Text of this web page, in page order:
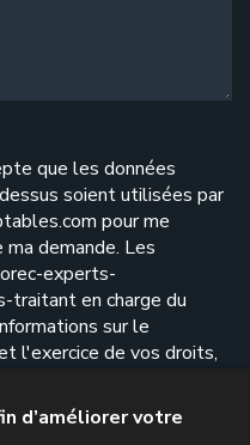
que les données
soient utilisées par
pour me
demande. Les
experts-
traitant en charge du
sur le
l'exercice de vos droits,
d’améliorer votre